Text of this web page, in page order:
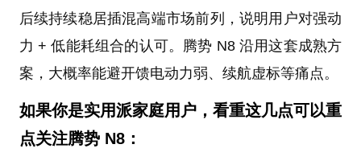
后续持续稳居插混高端市场前列，说明用户对强动
力 + 低能耗组合的认可。腾势 N8 沿用这套成熟方
案，大概率能避开馈电动力弱、续航虚标等痛点。
如果你是实用派家庭用户，看重这几点可以重
点关注腾势 N8：